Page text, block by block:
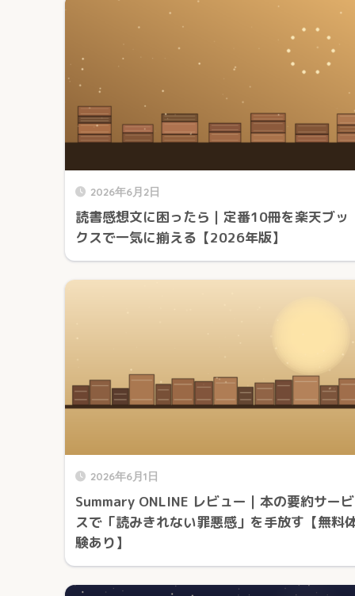
2026年6月2日
読書感想文に困ったら｜定番10冊を楽天ブッ
クスで一気に揃える【2026年版】
2026年6月1日
Summary ONLINE レビュー｜本の要約サービ
スで「読みきれない罪悪感」を手放す【無料
験あり】